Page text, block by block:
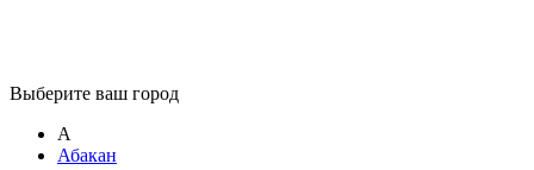
Выберите ваш город
А
Абакан